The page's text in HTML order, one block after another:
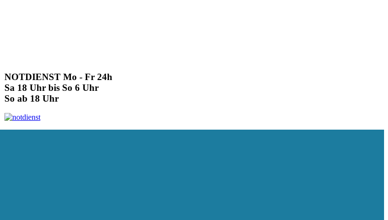
NOTDIENST Mo - Fr 24h
Sa 18 Uhr bis So 6 Uhr
So ab 18 Uhr